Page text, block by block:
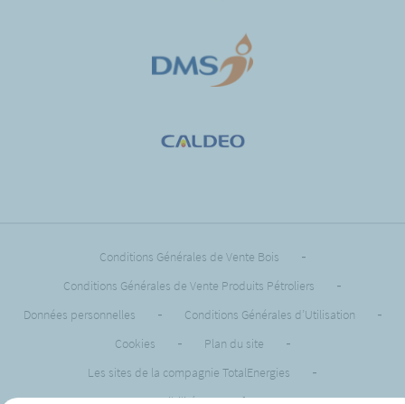
Conditions Générales de Vente Bois -
Conditions Générales de Vente Produits Pétroliers -
Données personnelles - Conditions Générales d’Utilisation -
Cookies - Plan du site -
Les sites de la compagnie TotalEnergies -